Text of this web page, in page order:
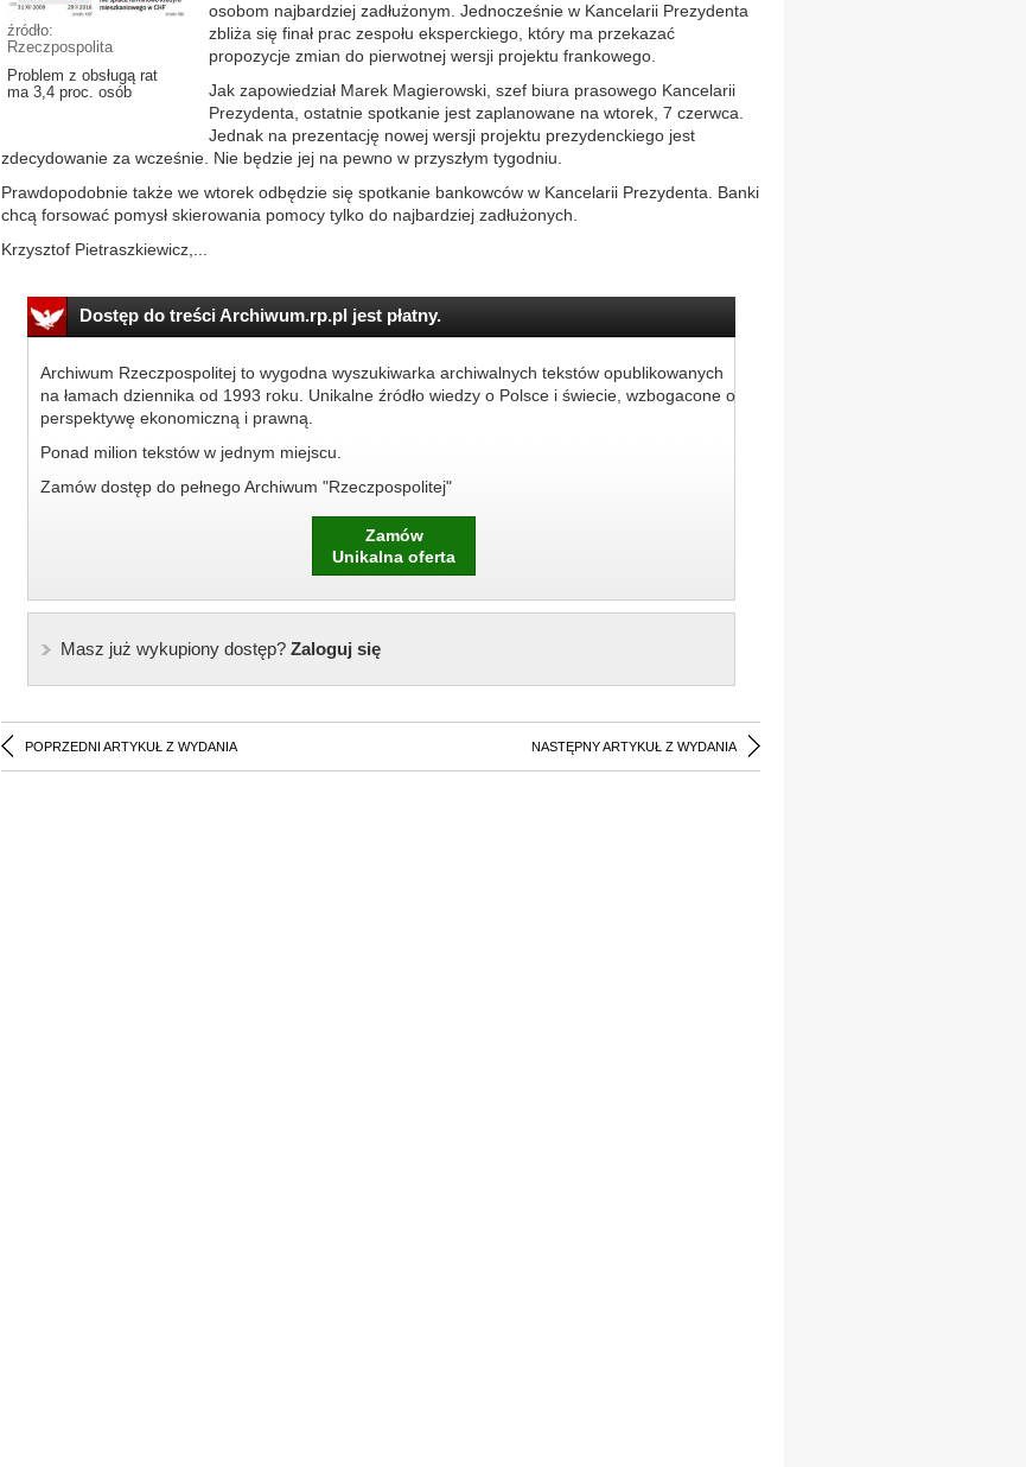
źródło:
Rzeczpospolita
Problem z obsługą rat
ma 3,4 proc. osób
osobom najbardziej zadłużonym. Jednocześnie w Kancelarii Prezydenta
zbliża się finał prac zespołu eksperckiego, który ma przekazać
propozycje zmian do pierwotnej wersji projektu frankowego.
Jak zapowiedział Marek Magierowski, szef biura prasowego Kancelarii
Prezydenta, ostatnie spotkanie jest zaplanowane na wtorek, 7 czerwca.
Jednak na prezentację nowej wersji projektu prezydenckiego jest
zdecydowanie za wcześnie. Nie będzie jej na pewno w przyszłym tygodniu.
Prawdopodobnie także we wtorek odbędzie się spotkanie bankowców w Kancelarii Prezydenta. Banki
chcą forsować pomysł skierowania pomocy tylko do najbardziej zadłużonych.
Krzysztof Pietraszkiewicz,...
Dostęp do treści Archiwum.rp.pl jest płatny.
Archiwum Rzeczpospolitej to wygodna wyszukiwarka archiwalnych tekstów opublikowanych
na łamach dziennika od 1993 roku. Unikalne źródło wiedzy o Polsce i świecie, wzbogacone o
perspektywę ekonomiczną i prawną.
Ponad milion tekstów w jednym miejscu.
Zamów dostęp do pełnego Archiwum "Rzeczpospolitej"
Zamów
Unikalna oferta
Masz już wykupiony dostęp?Zaloguj się
POPRZEDNI ARTYKUŁ Z WYDANIA NASTĘPNY ARTYKUŁ Z WYDANIA